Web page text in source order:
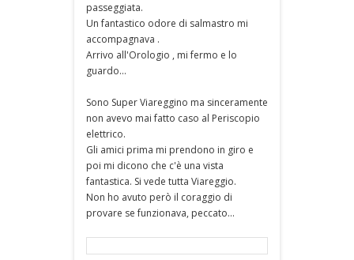
passeggiata.
Un fantastico odore di salmastro mi
accompagnava .
Arrivo all'Orologio , mi fermo e lo
guardo...
Sono Super Viareggino ma sinceramente
non avevo mai fatto caso al Periscopio
elettrico.
Gli amici prima mi prendono in giro e
poi mi dicono che c'è una vista
fantastica. Si vede tutta Viareggio.
Non ho avuto però il coraggio di
provare se funzionava, peccato...